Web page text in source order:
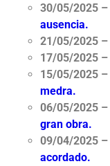
30/05/2025 –
ausencia.
21/05/2025 –
17/05/2025 –
15/05/2025 –
medra.
06/05/2025 –
gran obra.
09/04/2025 –
acordado.